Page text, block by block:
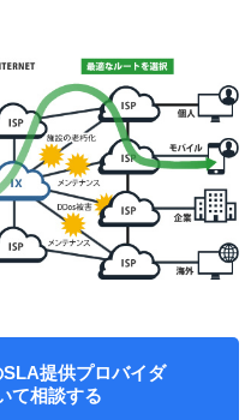
提供プロバイダ
て相談する